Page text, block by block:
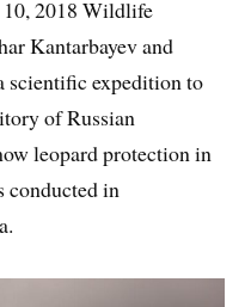
10, 2018 Wildlife
Kantarbayev and
scientific expedition to
of Russian
leopard protection in
conducted in